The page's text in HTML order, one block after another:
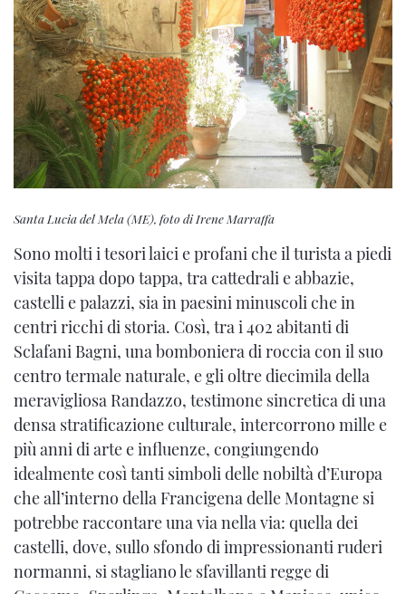
Santa Lucia del Mela (ME), foto di Irene Marraffa
Sono molti i tesori laici e profani che il turista a piedi
visita tappa dopo tappa, tra cattedrali e abbazie,
castelli e palazzi, sia in paesini minuscoli che in
centri ricchi di storia. Così, tra i 402 abitanti di
Sclafani Bagni, una bomboniera di roccia con il suo
centro termale naturale, e gli oltre diecimila della
meravigliosa Randazzo, testimone sincretica di una
densa stratificazione culturale, intercorrono mille e
più anni di arte e influenze, congiungendo
idealmente così tanti simboli delle nobiltà d’Europa
che all’interno della Francigena delle Montagne si
potrebbe raccontare una via nella via: quella dei
castelli, dove, sullo sfondo di impressionanti ruderi
normanni, si stagliano le sfavillanti regge di